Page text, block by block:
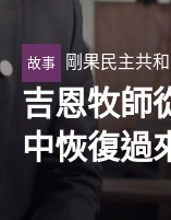
故事 剛果民主共
吉恩牧師
中恢復過